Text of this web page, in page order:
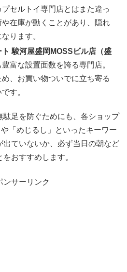
セルトイ専門店とはまた違っ
在庫が動くことがあり、隠れ
ります。
駿河屋盛岡MOSSビル店（盛
富な設置面数を誇る専門店。
、お買い物ついでに立ち寄る
す。
駄足を防ぐためにも、各ショップ
「めじるし」といったキーワー
出ていないか、必ず当日の朝など
おすすめします。
ンサーリンク